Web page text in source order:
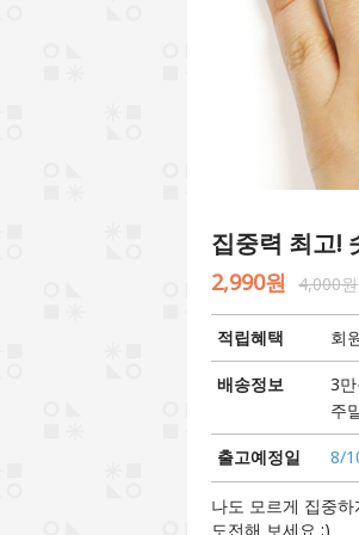
집중력 최고!
2,990원 4,000원
적립혜택 회
배송정보
3
주
출고예정일 8/
나도 모르게 집중
도전해 보세요 :)